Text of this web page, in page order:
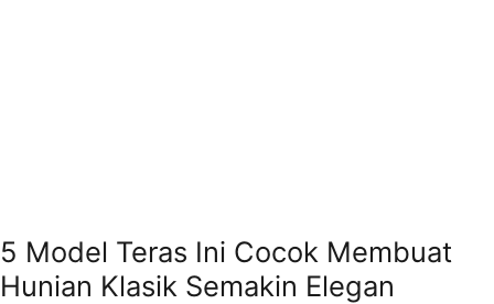
5 Model Teras Ini Cocok Membuat
Hunian Klasik Semakin Elegan